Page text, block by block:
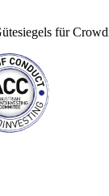
für